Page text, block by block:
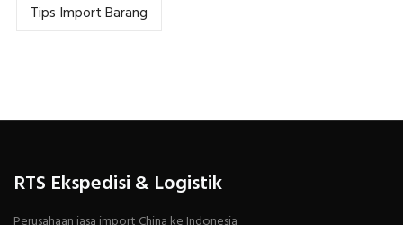
Tips Import Barang
RTS Ekspedisi & Logistik